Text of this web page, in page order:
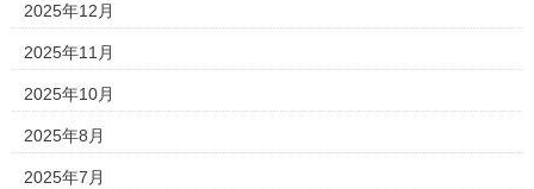
2025年12月
2025年11月
2025年10月
2025年8月
2025年7月